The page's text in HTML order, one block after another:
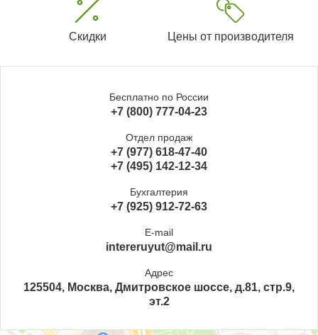
Скидки Цены от производителя
Бесплатно по России
+7 (800) 777-04-23
Отдел продаж
+7 (977) 618-47-40
+7 (495) 142-12-34
Бухгалтерия
+7 (925) 912-72-63
E-mail
intereruyut@mail.ru
Адрес
125504, Москва, Дмитровское шоссе, д.81, стр.9,
эт.2